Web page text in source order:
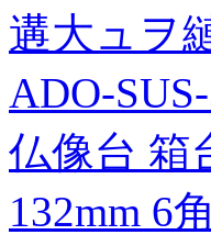
遘大ュヲ
ADO-
仏像台 箱
132mm 6